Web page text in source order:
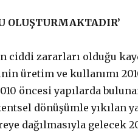
OLUŞTURMAKTADIR’
ciddi zararları olduğu
üretim ve kullanımı
öncesi yapılarda
dönüşümle yıkılan
dağılmasıyla gelecek